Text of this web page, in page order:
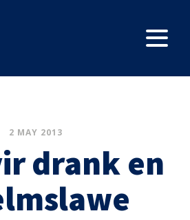
2 MAY 2013
drank en